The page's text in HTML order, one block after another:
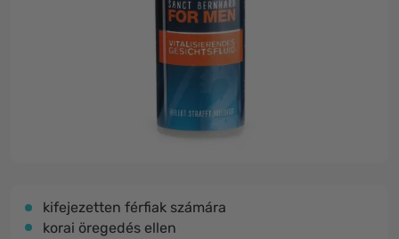
kifejezetten férfiak számára
korai öregedés ellen